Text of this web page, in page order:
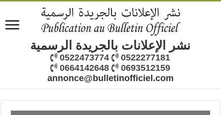
نشر الإعلانات بالجريدة الرسمية
0522473774
0522277181
0664142648
0693512159
annonce@bulletinofficiel.com